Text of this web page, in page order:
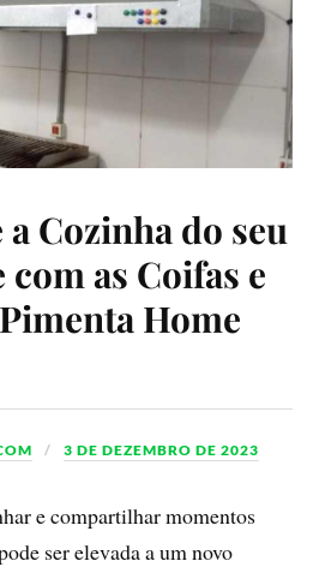
Cozinha do seu
as Coifas e
Home
3 DE DEZEMBRO DE 2023
e compartilhar momentos
ser elevada a um novo